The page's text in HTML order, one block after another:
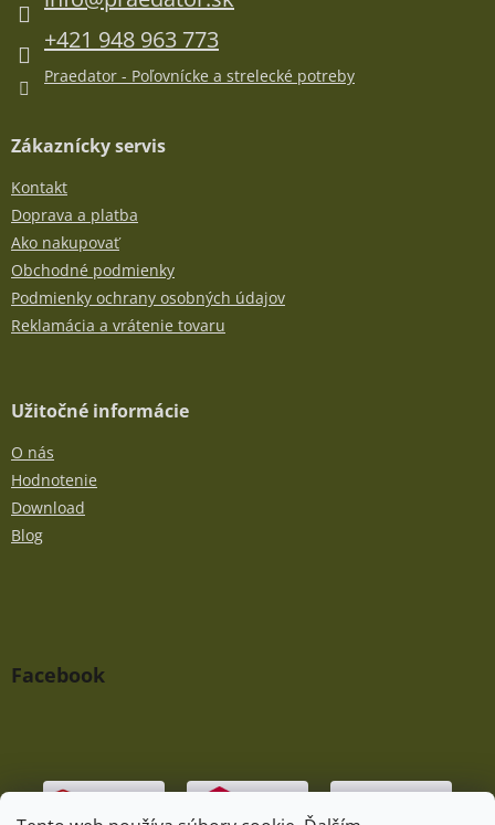
+421 948 963 773
Praedator - Poľovnícke a strelecké potreby
Zákaznícky servis
Kontakt
Doprava a platba
Ako nakupovať
Obchodné podmienky
Podmienky ochrany osobných údajov
Reklamácia a vrátenie tovaru
Užitočné informácie
O nás
Hodnotenie
Download
Blog
Facebook